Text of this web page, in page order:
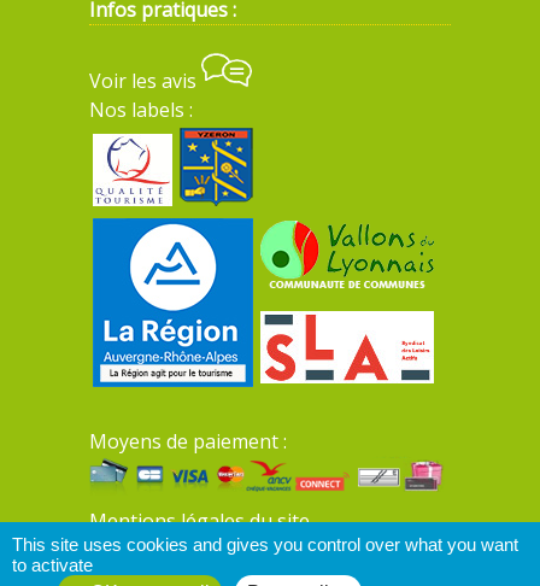
Infos pratiques :
Voir les avis
Nos labels :
Moyens de paiement :
Mentions légales du site
This site uses cookies and gives you control over what you want
to activate